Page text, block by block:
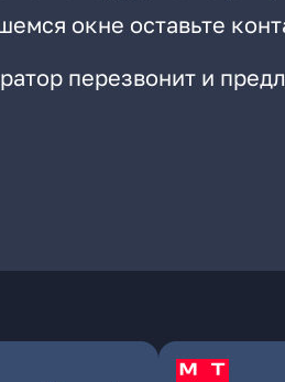
окне оставьте
перезвонит и